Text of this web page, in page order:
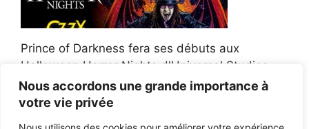
Nous accordons une grande importance à
votre vie privée
Prince of Darkness fera ses débuts aux
Halloween Horror Nights d'Universal Studios